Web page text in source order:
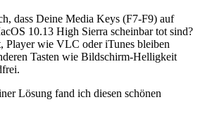
dass Deine Media Keys (F7-F9) auf
10.13 High Sierra scheinbar tot sind?
Player wie VLC oder iTunes bleiben
Tasten wie Bildschirm-Helligkeit
Lösung fand ich diesen schönen